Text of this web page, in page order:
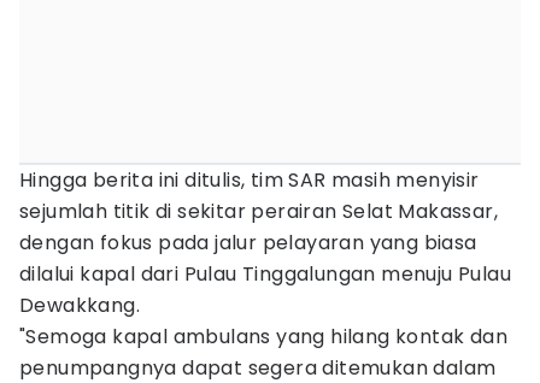
Hingga berita ini ditulis, tim SAR masih menyisir
sejumlah titik di sekitar perairan Selat Makassar,
dengan fokus pada jalur pelayaran yang biasa
dilalui kapal dari Pulau Tinggalungan menuju Pulau
Dewakkang.
"Semoga kapal ambulans yang hilang kontak dan
penumpangnya dapat segera ditemukan dalam